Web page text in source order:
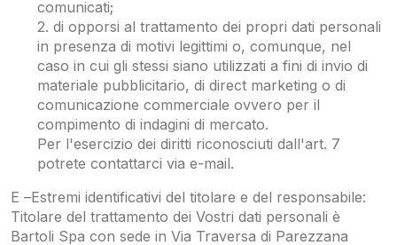
comunicati;
2. di opporsi al trattamento dei propri dati personali
in presenza di motivi legittimi o, comunque, nel
caso in cui gli stessi siano utilizzati a fini di invio di
materiale pubblicitario, di direct marketing o di
comunicazione commerciale ovvero per il
compimento di indagini di mercato.
Per l'esercizio dei diritti riconosciuti dall'art. 7
potrete contattarci via e-mail.
E –Estremi identificativi del titolare e del responsabile:
Titolare del trattamento dei Vostri dati personali è
Bartoli Spa con sede in Via Traversa di Parezzana